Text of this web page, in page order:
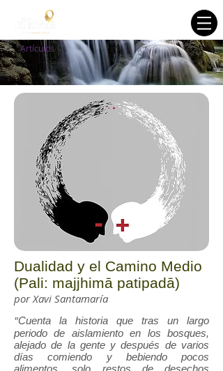
Artículos
Dualidad y el Camino Medio
(Pali: majjhimā patipadā)
por Xavi Santamaría
"Cuenta la historia que tras un largo
periodo de aislamiento en los bosques,
alejado de la gente y después de varios
días comiendo y bebiendo pocos
alimentos, solo restos de desechos